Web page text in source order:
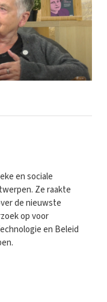
en sociale
Ze raakte
de nieuwste
op voor
en Beleid